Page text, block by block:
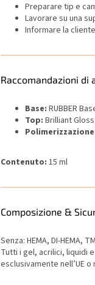
Preparare tip e
Lavorare su una
Informare la
Raccomandazioni di
Base: RUBBER
Top: Brilliant
Contenuto: 15 ml
Composizione &
Senza: HEMA, DI-HEMA,
Tutti i gel, acrilici, liquidi
esclusivamente nell’UE o